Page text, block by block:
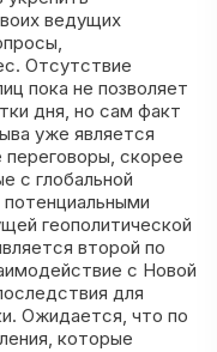
ведущих
Отсутствие
пока не позволяет
дня, но сам факт
уже является
скорее
с глобальной
геополитической
второй по
с Новой
для
Ожидается, что по
которые